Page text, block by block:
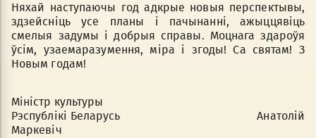
Няхай наступаючы год адкрые новыя перспектывы,
здзейсніць усе планы i пачынанні, ажыццявіць
смелыя задумы i добрыя справы. Моцнага здароўя
ўciм, узаемаразумення, мipa i згоды! Са святам! З
Новым годам!
Miнicтp культуры
Рэспублікі Беларусь Анатолій
Маркевіч